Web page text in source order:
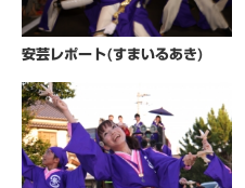
安芸レポート(すまいるあき)